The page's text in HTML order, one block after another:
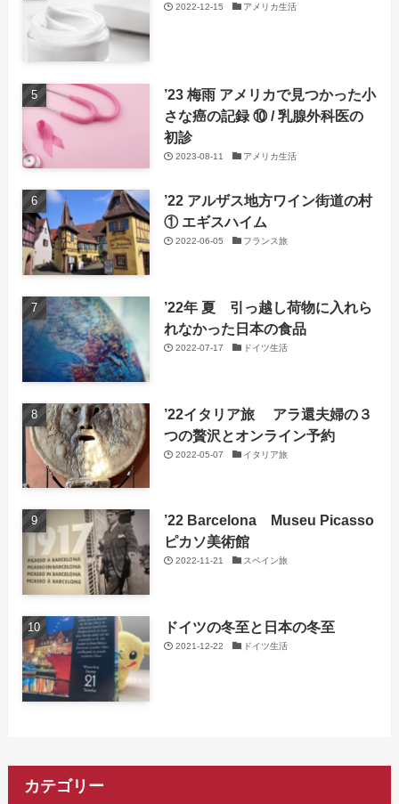
2022-12-15 アメリカ生活
’23 梅雨 アメリカで見つかった小
さな癌の記録 ⑩ / 乳腺外科医の
初診
2023-08-11 アメリカ生活
’22 アルザス地方ワイン街道の村
① エギスハイム
2022-06-05 フランス旅
’22年 夏 引っ越し荷物に入れら
れなかった日本の食品
2022-07-17 ドイツ生活
’22イタリア旅 アラ還夫婦の３
つの贅沢とオンライン予約
2022-05-07 イタリア旅
’22 Barcelona Museu Picasso
ピカソ美術館
2022-11-21 スペイン旅
ドイツの冬至と日本の冬至
2021-12-22 ドイツ生活
カテゴリー